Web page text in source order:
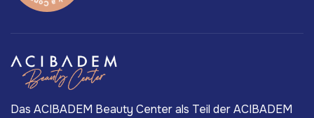
Das ACIBADEM Beauty Center als Teil der ACIBADEM